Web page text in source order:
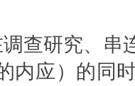
研究、串连
内应）的同